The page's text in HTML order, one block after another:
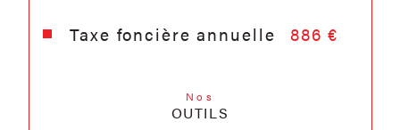
Taxe foncière annuelle 886 €
Nos
OUTILS